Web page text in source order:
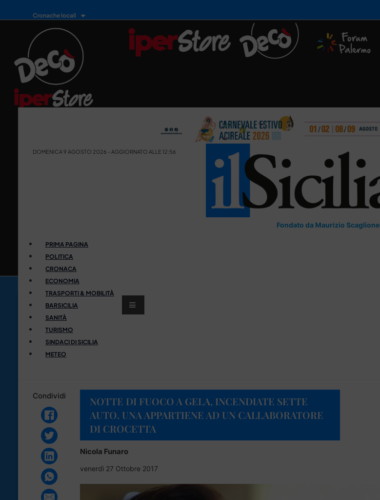
Cronache locali
DOMENICA 9 AGOSTO 2026 - AGGIORNATO ALLE 12:56
Fondato da Maurizio Scaglione
PRIMA PAGINA
POLITICA
CRONACA
ECONOMIA
TRASPORTI & MOBILITÀ
BARSICILIA
SANITÀ
TURISMO
SINDACI DI SICILIA
METEO
Condividi
NOTTE DI FUOCO A GELA, INCENDIATE SETTE
AUTO. UNA APPARTIENE AD UN CALLABORATORE
DI CROCETTA
Nicola Funaro
venerdì 27 Ottobre 2017